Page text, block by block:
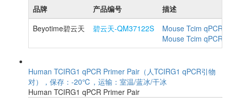
品牌
产品编号
描述
Beyotime碧云天
碧云天-QM37122S
Mouse Tcim qPCR
Mouse Tcim qPCR
Human TCIRG1 qPCR Primer Pair（人TCIRG1 qPCR引物
对），保存：-20℃，运输：室温/蓝冰/干冰
Human TCIRG1 qPCR Primer Pair